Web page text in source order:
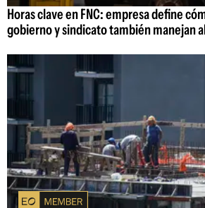
Horas clave en FNC: empresa define
gobierno y sindicato también manejan